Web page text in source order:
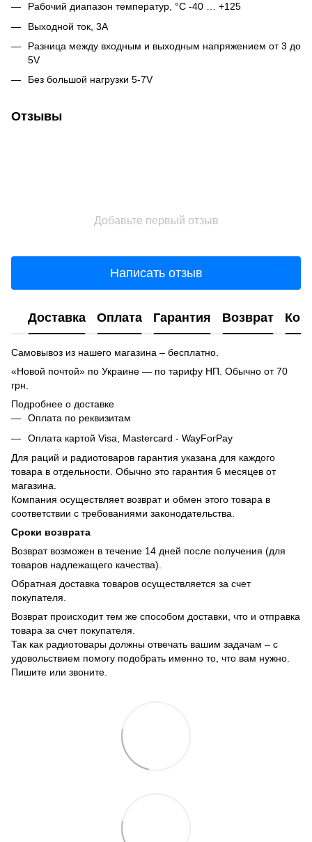
Рабочий диапазон температур, °C -40 … +125
Выходной ток, 3А
Разница между входным и выходным напряжением от 3 до
5V
Без большой нагрузки 5-7V
Отзывы
Добавьте первый отзыв
Написать отзыв
Доставка Оплата Гарантия Возврат
Самовывоз из нашего магазина – бесплатно.
«Новой почтой» по Украине — по тарифу НП. Обычно от 70
грн.
Подробнее о доставке
Оплата по реквизитам
Оплата картой Visa, Mastercard - WayForPay
Для раций и радиотоваров гарантия указана для каждого
товара в отдельности. Обычно это гарантия 6 месяцев от
магазина.
Компания осуществляет возврат и обмен этого товара в
соответствии с требованиями законодательства.
Сроки возврата
Возврат возможен в течение 14 дней после получения (для
товаров надлежащего качества).
Обратная доставка товаров осуществляется за счет
покупателя.
Возврат происходит тем же способом доставки, что и отправка
товара за счет покупателя.
Так как радиотовары должны отвечать вашим задачам – с
удовольствием помогу подобрать именно то, что вам нужно.
Пишите или звоните.